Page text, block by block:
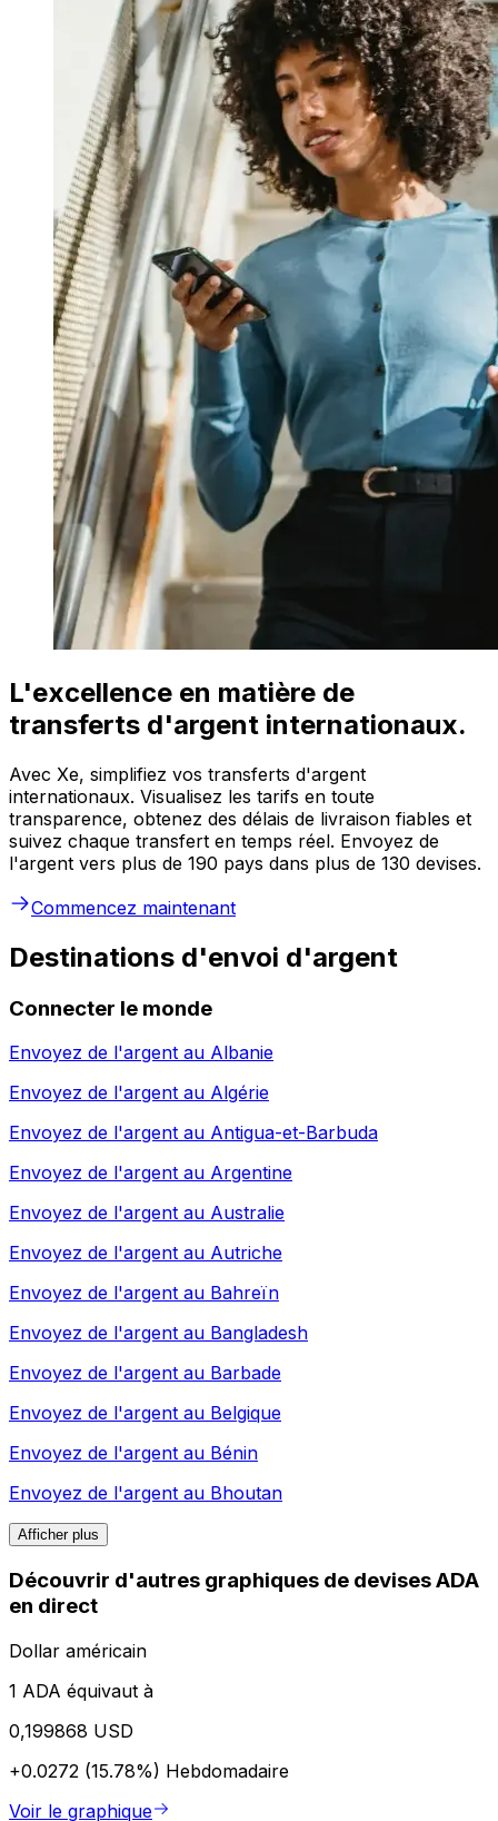
L'excellence en matière de
transferts d'argent internationaux.
Avec Xe, simplifiez vos transferts d'argent
internationaux. Visualisez les tarifs en toute
transparence, obtenez des délais de livraison fiables et
suivez chaque transfert en temps réel. Envoyez de
l'argent vers plus de 190 pays dans plus de 130 devises.
Commencez maintenant
Destinations d'envoi d'argent
Connecter le monde
Envoyez de l'argent au Albanie
Envoyez de l'argent au Algérie
Envoyez de l'argent au Antigua-et-Barbuda
Envoyez de l'argent au Argentine
Envoyez de l'argent au Australie
Envoyez de l'argent au Autriche
Envoyez de l'argent au Bahreïn
Envoyez de l'argent au Bangladesh
Envoyez de l'argent au Barbade
Envoyez de l'argent au Belgique
Envoyez de l'argent au Bénin
Envoyez de l'argent au Bhoutan
Afficher plus
Découvrir d'autres graphiques de devises ADA
en direct
Dollar américain
1 ADA équivaut à
0,199868 USD
+0.0272 (15.78%) Hebdomadaire
Voir le graphique